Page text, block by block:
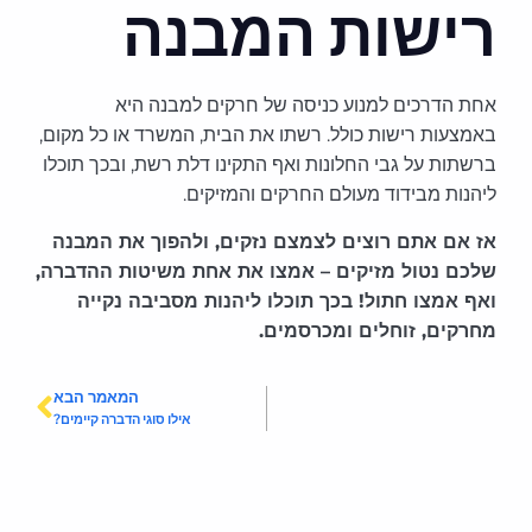
רישות המבנה
אחת הדרכים למנוע כניסה של חרקים למבנה היא
באמצעות רישות כולל. רשתו את הבית, המשרד או כל מקום,
ברשתות על גבי החלונות ואף התקינו דלת רשת, ובכך תוכלו
ליהנות מבידוד מעולם החרקים והמזיקים.
אז אם אתם רוצים לצמצם נזקים, ולהפוך את המבנה
שלכם נטול מזיקים – אמצו את אחת משיטות ההדברה,
ואף אמצו חתול! בכך תוכלו ליהנות מסביבה נקייה
מחרקים, זוחלים ומכרסמים.
המאמר הבא
אילו סוגי הדברה קיימים?